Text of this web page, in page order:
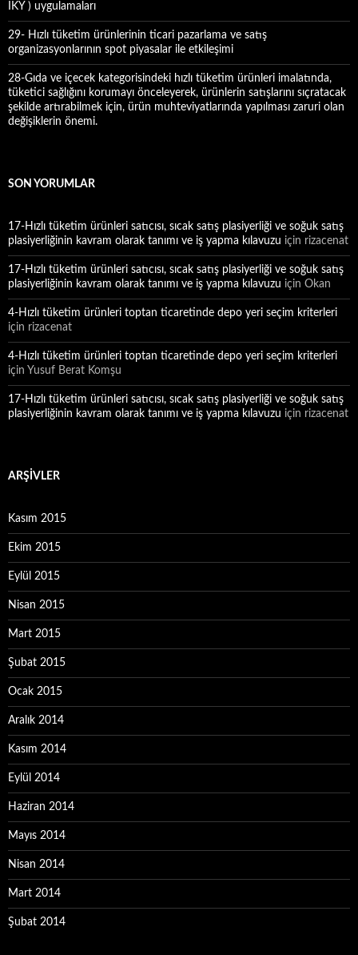
İKY ) uygulamaları
29- Hızlı tüketim ürünlerinin ticari pazarlama ve satış
organizasyonlarının spot piyasalar ile etkileşimi
28-Gıda ve içecek kategorisindeki hızlı tüketim ürünleri imalatında,
tüketici sağlığını korumayı önceleyerek, ürünlerin satışlarını sıçratacak
şekilde artırabilmek için, ürün muhteviyatlarında yapılması zaruri olan
değişiklerin önemi.
SON YORUMLAR
17-Hızlı tüketim ürünleri satıcısı, sıcak satış plasiyerliği ve soğuk satış
plasiyerliğinin kavram olarak tanımı ve iş yapma kılavuzu için rizacenat
17-Hızlı tüketim ürünleri satıcısı, sıcak satış plasiyerliği ve soğuk satış
plasiyerliğinin kavram olarak tanımı ve iş yapma kılavuzu için Okan
4-Hızlı tüketim ürünleri toptan ticaretinde depo yeri seçim kriterleri
için rizacenat
4-Hızlı tüketim ürünleri toptan ticaretinde depo yeri seçim kriterleri
için Yusuf Berat Komşu
17-Hızlı tüketim ürünleri satıcısı, sıcak satış plasiyerliği ve soğuk satış
plasiyerliğinin kavram olarak tanımı ve iş yapma kılavuzu için rizacenat
ARŞIVLER
Kasım 2015
Ekim 2015
Eylül 2015
Nisan 2015
Mart 2015
Şubat 2015
Ocak 2015
Aralık 2014
Kasım 2014
Eylül 2014
Haziran 2014
Mayıs 2014
Nisan 2014
Mart 2014
Şubat 2014